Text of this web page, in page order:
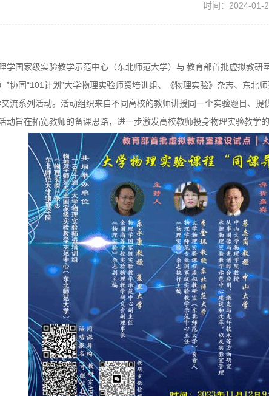
时间：2024-01-
学国家级实验教学示范中心（东北师范大学）与 教育部首批虚拟教研
”协同“101计划”大学物理实验师资培训组、《物理实验》杂志、东
交流系列活动。活动组织来自不同高校的教师讲授同一个实验题目、
动旨在拓宽教师的备课思路，进一步激发高校教师投身物理实验教学